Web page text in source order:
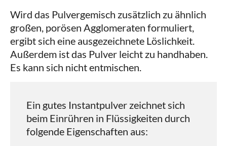
Wird das Pulvergemisch zusätzlich zu ähnlich
großen, porösen Agglomeraten formuliert,
ergibt sich eine ausgezeichnete Löslichkeit.
Außerdem ist das Pulver leicht zu handhaben.
Es kann sich nicht entmischen.
Ein gutes Instantpulver zeichnet sich
beim Einrühren in Flüssigkeiten durch
folgende Eigenschaften aus: